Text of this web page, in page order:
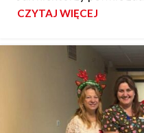
CZYTAJ WIĘCEJ